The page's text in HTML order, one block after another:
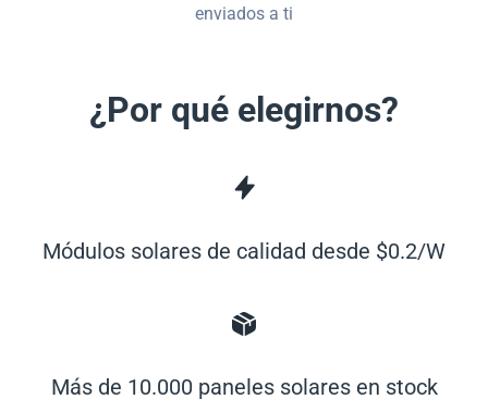
enviados a ti
¿Por qué elegirnos?
Módulos solares de calidad desde $0.2/W
Más de 10.000 paneles solares en stock